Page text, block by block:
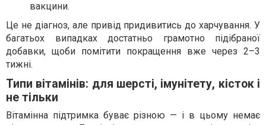
вакцини.
Це не діагноз, але привід придивитись до харчування. У
багатьох випадках достатньо грамотно підібраної
добавки, щоби помітити покращення вже через 2–3
тижні.
Типи вітамінів: для шерсті, імунітету, кісток і
не тільки
Вітамінна підтримка буває різною — і в цьому немає